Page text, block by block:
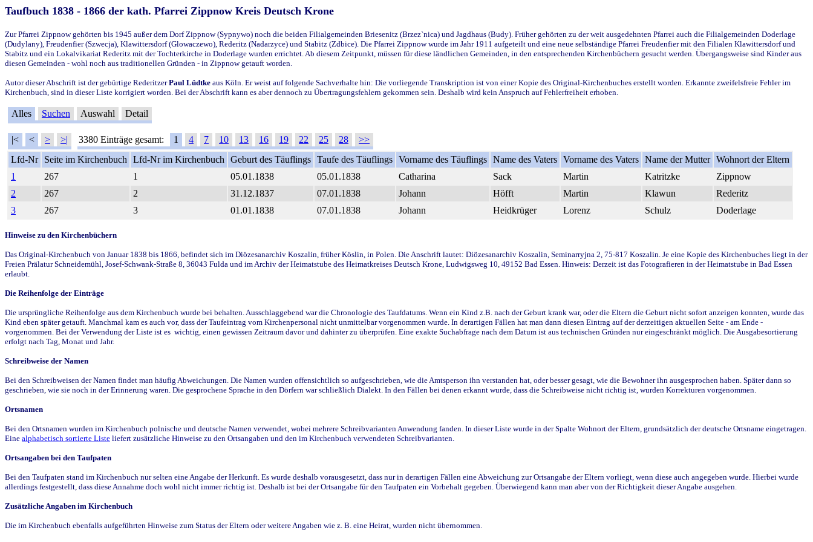
Taufbuch 1838 - 1866 der kath. Pfarrei Zippnow Kreis Deutsch Krone
Zur Pfarrei Zippnow gehörten bis 1945 außer dem Dorf Zippnow (Sypnywo) noch die beiden Filialgemeinden Briesenitz (Brzez`nica) und Jagdhaus (Budy). Früher gehörten zu der weit ausgedehnten Pfarrei auch die Filialgemeinden Doderlage
(Dudylany), Freudenfier (Szwecja), Klawittersdorf (Glowaczewo), Rederitz (Nadarzyce) und Stabitz (Zdbice). Die Pfarrei Zippnow wurde im Jahr 1911 aufgeteilt und eine neue selbständige Pfarrei Freudenfier mit den Filialen Klawittersdorf und
Stabitz und ein Lokalvikariat Rederitz mit der Tochterkirche in Doderlage wurden errichtet. Ab diesem Zeitpunkt, müssen für diese ländlichen Gemeinden, in den entsprechenden Kirchenbüchern gesucht werden. Übergangsweise sind Kinder aus
diesen Gemeinden - wohl noch aus traditionellen Gründen - in Zippnow getauft worden.
Autor dieser Abschrift ist der gebürtige RederitzerPaul Lüdtke aus Köln. Er weist auf folgende Sachverhalte hin: Die vorliegende Transkription ist von einer Kopie des Original-Kirchenbuches erstellt worden. Erkannte zweifelsfreie Fehler im
Kirchenbuch, sind in dieser Liste korrigiert worden. Bei der Abschrift kann es aber dennoch zu Übertragungsfehlern gekommen sein. Deshalb wird kein Anspruch auf Fehlerfreiheit erhoben.
Alles Suchen Auswahl Detail
|< < > >| 3380 Einträge gesamt: 1 4 7 10 13 16 19 22 25 28
>>
Lfd-Nr
Seite im Kirchenbuch Lfd-Nr im Kirchenbuch Geburt des Täuflings Taufe des Täuflings Vorname des Täuflings Name des Vaters Vorname des Vaters Name der Mutter Wohnort der Eltern
1
267 1 05.01.1838 05.01.1838 Catharina Sack Martin Katritzke
Zippnow
2
267 2 31.12.1837 07.01.1838 Johann Höfft Martin Klawun
Rederitz
3
267 3 01.01.1838 07.01.1838 Johann Heidkrüger Lorenz Schulz Doderlage
Hinweise zu den Kirchenbüchern
Das Original-Kirchenbuch von Januar 1838 bis 1866, befindet sich im Diözesanarchiv Koszalin, früher Köslin, in Polen. Die Anschrift lautet: Diözesanarchiv Koszalin, Seminarryjna 2, 75-817 Koszalin. Je eine Kopie des Kirchenbuches liegt in der
Freien Prälatur Schneidemühl, Josef-Schwank-Straße 8, 36043 Fulda und im Archiv der Heimatstube des Heimatkreises Deutsch Krone, Ludwigsweg 10, 49152 Bad Essen. Hinweis: Derzeit ist das Fotografieren in der Heimatstube in Bad Essen
erlaubt.
Die Reihenfolge der Einträge
Die ursprüngliche Reihenfolge aus dem Kirchenbuch wurde bei behalten. Ausschlaggebend war die Chronologie des Taufdatums. Wenn ein Kind z.B. nach der Geburt krank war, oder die Eltern die Geburt nicht sofort anzeigen konnten, wurde das
Kind eben später getauft. Manchmal kam es auch vor, dass der Taufeintrag vom Kirchenpersonal nicht unmittelbar vorgenommen wurde. In derartigen Fällen hat man dann diesen Eintrag auf der derzeitigen aktuellen Seite - am Ende -
vorgenommen. Bei der Verwendung der Liste ist es wichtig, einen gewissen Zeitraum davor und dahinter zu überprüfen. Eine exakte Suchabfrage nach dem Datum ist aus technischen Gründen nur eingeschränkt möglich. Die Ausgabesortierung
erfolgt nach Tag, Monat und Jahr.
Schreibweise der Namen
Bei den Schreibweisen der Namen findet man häufig Abweichungen. Die Namen wurden offensichtlich so aufgeschrieben, wie die Amtsperson ihn verstanden hat, oder besser gesagt, wie die Bewohner ihn ausgesprochen haben. Später dann so
geschrieben, wie sie noch in der Erinnerung waren. Die gesprochene Sprache in den Dörfern war schließlich Dialekt. In den Fällen bei denen erkannt wurde, dass die Schreibweise nicht richtig ist, wurden Korrekturen vorgenommen.
Ortsnamen
Bei den Ortsnamen wurden im Kirchenbuch polnische und deutsche Namen verwendet, wobei mehrere Schreibvarianten Anwendung fanden. In dieser Liste wurde in der Spalte Wohnort der Eltern, grundsätzlich der deutsche Ortsname eingetragen.
Eine alphabetisch sortierte Liste liefert zusätzliche Hinweise zu den Ortsangaben und den im Kirchenbuch verwendeten Schreibvarianten.
Ortsangaben bei den Taufpaten
Bei den Taufpaten stand im Kirchenbuch nur selten eine Angabe der Herkunft. Es wurde deshalb vorausgesetzt, dass nur in derartigen Fällen eine Abweichung zur Ortsangabe der Eltern vorliegt, wenn diese auch angegeben wurde. Hierbei wurde
allerdings festgestellt, dass diese Annahme doch wohl nicht immer richtig ist. Deshalb ist bei der Ortsangabe für den Taufpaten ein Vorbehalt gegeben. Überwiegend kann man aber von der Richtigkeit dieser Angabe ausgehen.
Zusätzliche Angaben im Kirchenbuch
Die im Kirchenbuch ebenfalls aufgeführten Hinweise zum Status der Eltern oder weitere Angaben wie z. B. eine Heirat, wurden nicht übernommen.